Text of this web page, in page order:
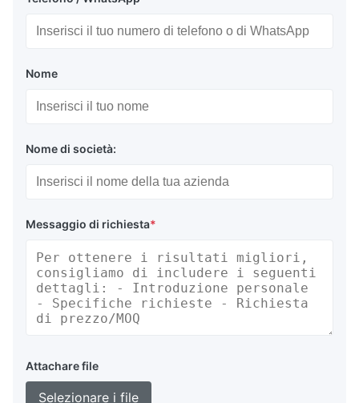
Nome
Nome di società:
Messaggio di richiesta*
Attachare file
Selezionare i file